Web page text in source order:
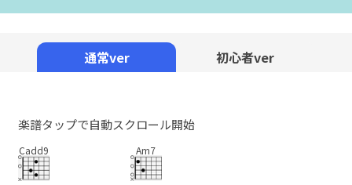
通常ver 初心者ver
楽譜タップで自動スクロール開始
Cadd9 Am7